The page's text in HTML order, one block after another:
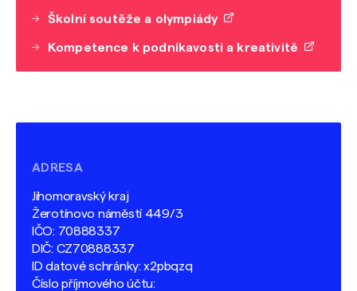
Školní soutěže a olympiády
Kompetence k podnikavosti a kreativitě
ADRESA
Jihomoravský kraj
Žerotínovo náměstí 449/3
IČO: 70888337
DIČ: CZ70888337
ID datové schránky: x2pbqzq
Číslo příjmového účtu: